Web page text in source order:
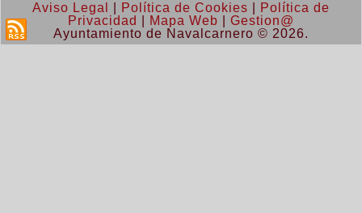
Aviso Legal
Política de Cookies
Política de
Privacidad
Mapa Web
Gestion@
Ayuntamiento de Navalcarnero © 2026.